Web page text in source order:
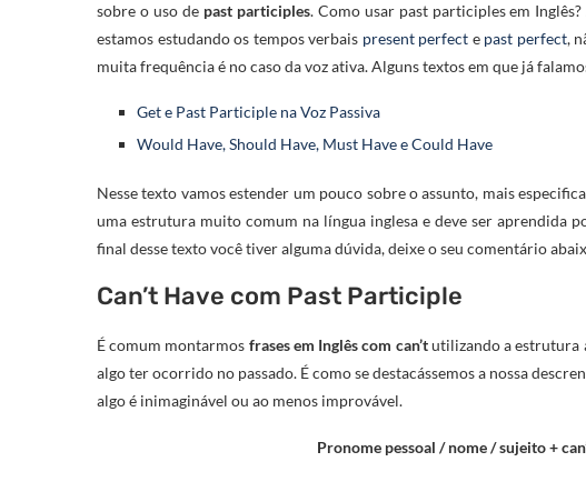
sobre o uso depast participles. Como usar past participles em
estamos estudando os tempos verbais present perfect e past perfect,
muita frequência é no caso da voz ativa. Alguns textos em que já
Get e Past Participle na Voz Passiva
Would Have, Should Have, Must Have e Could Have
Nesse texto vamos estender um pouco sobre o assunto, mais
uma estrutura muito comum na língua inglesa e deve ser aprendida
final desse texto você tiver alguma dúvida, deixe o seu comentário
Can’t Have com Past Participle
É comum montarmos frases em Inglês com can’tutilizando a estrutura
algo ter ocorrido no passado. É como se destacássemos a nossa
algo é inimaginável ou ao menos improvável.
Pronome pessoal / nome / sujeito +